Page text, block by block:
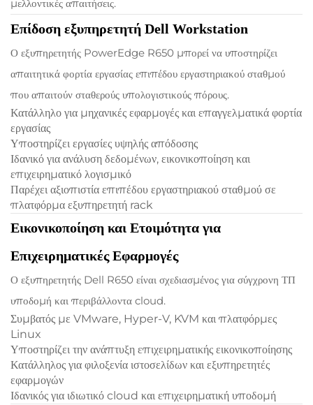
μελλοντικές απαιτήσεις.
Επίδοση εξυπηρετητή Dell Workstation
Ο εξυπηρετητής PowerEdge R650 μπορεί να υποστηρίζει
απαιτητικά φορτία εργασίας επιπέδου εργαστηριακού σταθμού
που απαιτούν σταθερούς υπολογιστικούς πόρους.
Κατάλληλο για μηχανικές εφαρμογές και επαγγελματικά φορτία
εργασίας
Υποστηρίζει εργασίες υψηλής απόδοσης
Ιδανικό για ανάλυση δεδομένων, εικονικοποίηση και
επιχειρηματικό λογισμικό
Παρέχει αξιοπιστία επιπέδου εργαστηριακού σταθμού σε
πλατφόρμα εξυπηρετητή rack
Εικονικοποίηση και Ετοιμότητα για
Επιχειρηματικές Εφαρμογές
Ο εξυπηρετητής Dell R650 είναι σχεδιασμένος για σύγχρονη ΤΠ
υποδομή και περιβάλλοντα cloud.
Συμβατός με VMware, Hyper-V, KVM και πλατφόρμες
Linux
Υποστηρίζει την ανάπτυξη επιχειρηματικής εικονικοποίησης
Κατάλληλος για φιλοξενία ιστοσελίδων και εξυπηρετητές
εφαρμογών
Ιδανικός για ιδιωτικό cloud και επιχειρηματική υποδομή